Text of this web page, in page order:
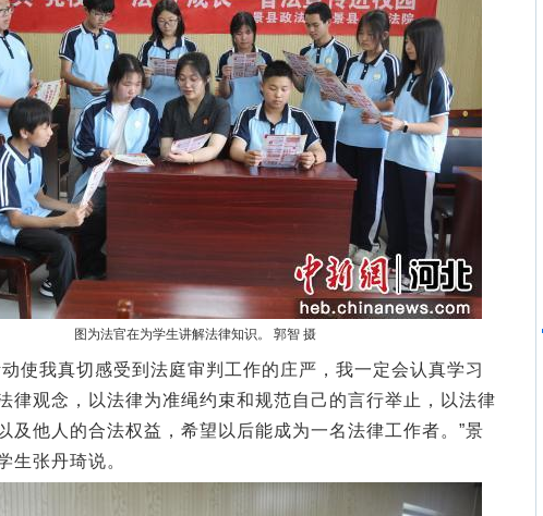
图为法官在为学生讲解法律知识。 郭智 摄
我真切感受到法庭审判工作的庄严，我一定会认真学习
律观念，以法律为准绳约束和规范自己的言行举止，以法律
及他人的合法权益，希望以后能成为一名法律工作者。”景
生张丹琦说。